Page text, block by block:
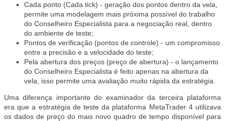
Cada ponto (Cada tick) - geração dos pontos dentro da vela,
permite uma modelagem mais próxima possível do trabalho
do Conselheiro Especialista para a negociação real, dentro
do ambiente de teste;
Pontos de verificação (pontos de controle) - um compromisso
entre a precisão e a velocidade do teste;
Pela abertura dos preços (preço de abertura) - o lançamento
do Conselheiro Especialista é feito apenas na abertura da
vela, isso permite uma avaliação muito rápida da estratégia.
Uma diferença importante do examinador da terceira plataforma
era que a estratégia de teste da plataforma MetaTrader 4 utilizava
os dados de preço do mais novo quadro de tempo disponível para